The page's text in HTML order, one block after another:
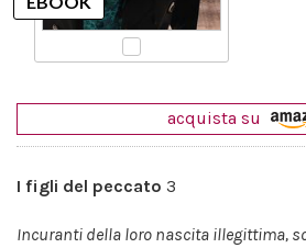
acquista su
I figli del peccato 3
Incuranti della loro nascita illegittima,